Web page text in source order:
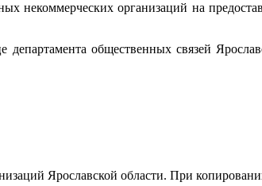
некоммерческих организаций на
общественных связей
Ярославской области. При